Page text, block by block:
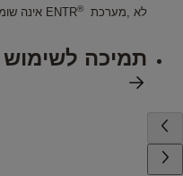
לא ,מערכת ®ENTR אינה שומרת יומן אירועים.
תמיכה לשימוש